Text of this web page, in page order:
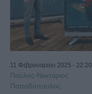
11 Φεβρουαρίου 2025 - 22:20
Παύλος-Νεκτάριος
Παπαδόπουλος